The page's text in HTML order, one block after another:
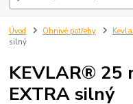
Úvod Ohnivé potřeby
silný
KEVLAR® 25
EXTRA silný